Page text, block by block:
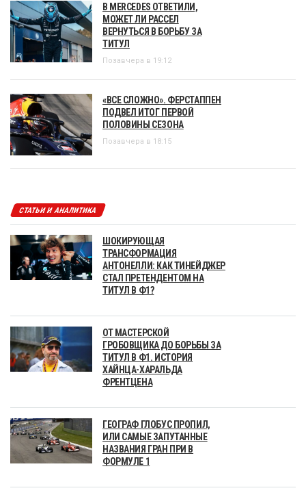
В MERCEDES ОТВЕТИЛИ,
МОЖЕТ ЛИ РАССЕЛ
ВЕРНУТЬСЯ В БОРЬБУ ЗА
ТИТУЛ
Позавчера в 19:12
«ВСЕ СЛОЖНО». ФЕРСТАППЕН
ПОДВЕЛ ИТОГ ПЕРВОЙ
ПОЛОВИНЫ СЕЗОНА
Позавчера в 18:15
СТАТЬИ И АНАЛИТИКА
ШОКИРУЮЩАЯ
ТРАНСФОРМАЦИЯ
АНТОНЕЛЛИ: КАК ТИНЕЙДЖЕР
СТАЛ ПРЕТЕНДЕНТОМ НА
ТИТУЛ В Ф1?
ОТ МАСТЕРСКОЙ
ГРОБОВЩИКА ДО БОРЬБЫ ЗА
ТИТУЛ В Ф1. ИСТОРИЯ
ХАЙНЦА-ХАРАЛЬДА
ФРЕНТЦЕНА
ГЕОГРАФ ГЛОБУС ПРОПИЛ,
ИЛИ САМЫЕ ЗАПУТАННЫЕ
НАЗВАНИЯ ГРАН ПРИ В
ФОРМУЛЕ 1